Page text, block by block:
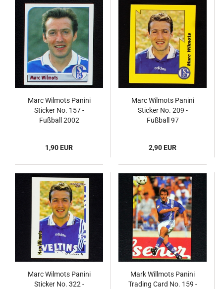
Marc Wilmots Panini
Sticker No. 157 -
Fußball 2002
1,90 EUR
Marc Wilmots Panini
Sticker No. 209 -
Fußball 97
2,90 EUR
Marc Wilmots Panini
Sticker No. 322 -
Mark Willmots Panini
Trading Card No. 159 -